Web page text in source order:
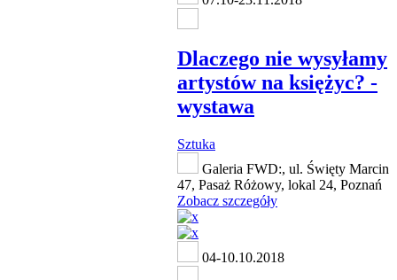
Dlaczego nie wysyłamy
artystów na księżyc? -
wystawa
Sztuka
Galeria FWD:, ul. Święty Marcin
47, Pasaż Różowy, lokal 24, Poznań
Zobacz szczegóły
04-10.10.2018